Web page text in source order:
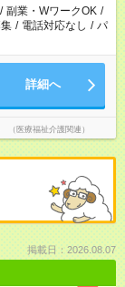
/ 副業・WワークOK /
/ 電話対応なし / パ
詳細へ
医療福祉介護関連）
掲載日：2026.08.07